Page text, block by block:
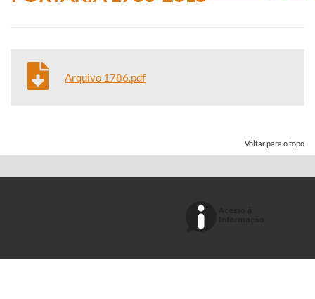
Arquivo 1786.pdf
Voltar para o topo